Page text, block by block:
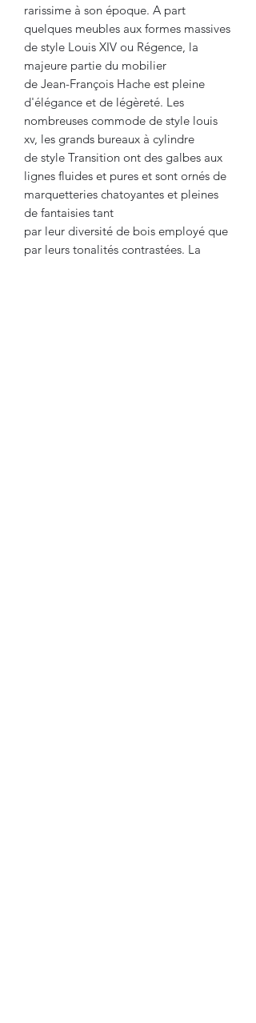
rarissime à son époque. A part
quelques meubles aux formes massives
de style Louis XIV ou Régence, la
majeure partie du mobilier
de Jean-François Hache est pleine
d'élégance et de légèreté. Les
nombreuses commode de style louis
xv, les grands bureaux à cylindre
de style Transition ont des galbes aux
lignes fluides et pures et sont ornés de
marquetteries chatoyantes et pleines
de fantaisies tant
par leur diversité de bois employé que
par leurs tonalités contrastées. La